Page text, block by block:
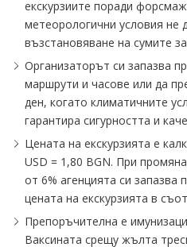
екскурзиите поради
метеорологични условия не
възстановяване на сумите
Организаторът си запазва
маршрути и часове или да
ден, когато климатичните
гарантира сигурността и
Цената на екскурзията е
USD = 1,80 BGN. При
от 6% агенцията си запазва
цената на екскурзията в
Препоръчителна е
Ваксината срещу жълта